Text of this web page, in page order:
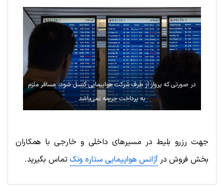
در صورتی که پرواز از طرف شرکت هواپیمایی کنسل شود، مسافر ملزم
به پرداخت جریمه نمی‌باشد
جهت رزرو بلیط در مسیرهای داخلی و خارجی با همکاران
بخش فروش درآژانس هواپیمایی ستاره ونکتماس بگیرید.